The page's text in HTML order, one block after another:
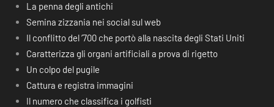
La penna degli antichi
Semina zizzania nei social sul web
Il conflitto del ‘700 che portò alla nascita degli Stati Uniti
Caratterizza gli organi artificiali a prova di rigetto
Un colpo del pugile
Cattura e registra immagini
Il numero che classifica i golfisti